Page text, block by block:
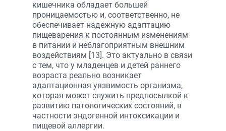
кишечника обладает большей
проницаемостью и, соответственно, не
обеспечивает надежную адаптацию
пищеварения к постоянным изменениям
в питании и неблагоприятным внешним
воздействиям [13]. Это актуально в связи
с тем, что у младенцев и детей раннего
возраста реально возникает
адаптационная уязвимость организма,
которая может служить предпосылкой к
развитию патологических состояний, в
частности эндогенной интоксикации и
пищевой аллергии.